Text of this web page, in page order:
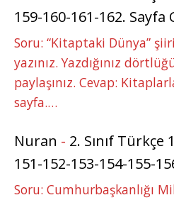
159-160-161-162. Sayfa
Soru: “Kitaptaki Dünya”
yazınız. Yazdığınız
paylaşınız. Cevap:
sayfa.…
Nuran - 2. Sınıf Türkçe
151-152-153-154-155-
Soru: Cumhurbaşkanlığı